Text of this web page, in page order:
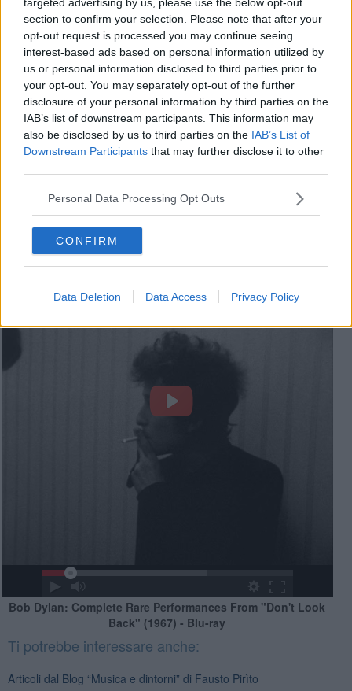
section to confirm your selection. Please note that after your
opt-out request is processed you may continue seeing
interest-based ads based on personal information utilized by
us or personal information disclosed to third parties prior to
your opt-out. You may separately opt-out of the further
disclosure of your personal information by third parties on the
IAB’s list of downstream participants. This information may
also be disclosed by us to third parties on the IAB’s List of
Downstream Participants that may further disclose it to other
Personal Data Processing Opt Outs
CONFIRM
Data Deletion Data Access Privacy Policy
Francesco Guccini - Noi non ci saremo
Bob Dylan: Complete Rare Performances From "Don't Look
Back" (1967) - Blu-ray
Ti potrebbe interessare anche:
Articoli dal Blog “Musica e dintorni” di Fausto Pirìto